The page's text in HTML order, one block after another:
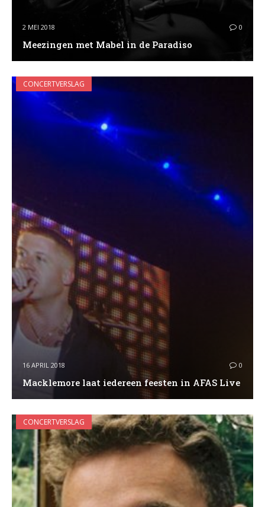
2 MEI 2018 0
Meezingen met Mabel in de Paradiso
CONCERTVERSLAG
16 APRIL 2018 0
Macklemore laat iedereen feesten in AFAS Live
CONCERTVERSLAG